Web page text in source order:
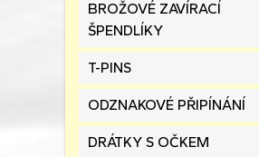
BROŽOVÉ ZAVÍRACÍ
ŠPENDLÍKY
T-PINS
ODZNAKOVÉ PŘIPÍNÁNÍ
DRÁTKY S OČKEM